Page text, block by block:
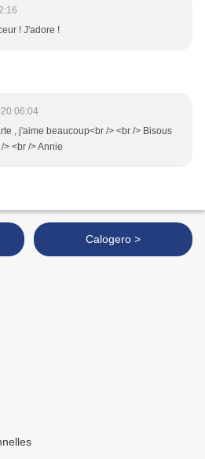
! J'adore !
06:04
, j'aime beaucoup<br /> <br /> Bisous
<br /> Annie
Calogero >